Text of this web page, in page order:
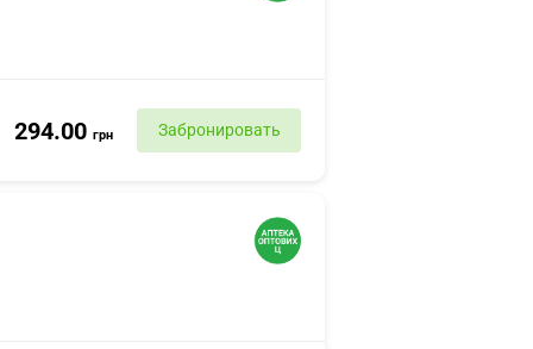
294.00 грн Забронировать